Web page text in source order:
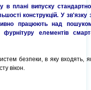
в плані випуску
конструкцій. У зв'язку
працюють над
фурнітуру елементів
безпеки, в яку входять,
вікон.